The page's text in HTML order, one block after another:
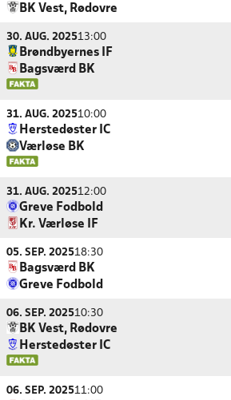
BK Vest, Rødovre
30. AUG. 202513:00
Brøndbyernes IF
Bagsværd BK
31. AUG. 202510:00
Herstedøster IC
Værløse BK
31. AUG. 202512:00
Greve Fodbold
Kr. Værløse IF
05. SEP. 202518:30
Bagsværd BK
Greve Fodbold
06. SEP. 202510:30
BK Vest, Rødovre
Herstedøster IC
06. SEP. 202511:00